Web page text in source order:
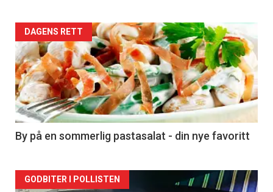
Forsiden
akkurat
nå
-
5
DAGENS RETT
By på en sommerlig pastasalat - din nye favoritt
Forsiden
GODBITER I POLLISTEN